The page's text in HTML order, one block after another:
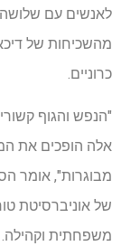
מהשכיחות של
כרוניים.
"הנפש והגוף
אלה הופכים את
מבוגרות", אומר
משפחתית וקהילה.